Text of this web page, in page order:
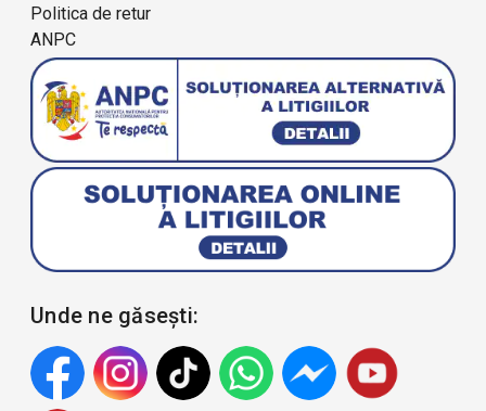
Politica de retur
ANPC
Unde ne găsești: